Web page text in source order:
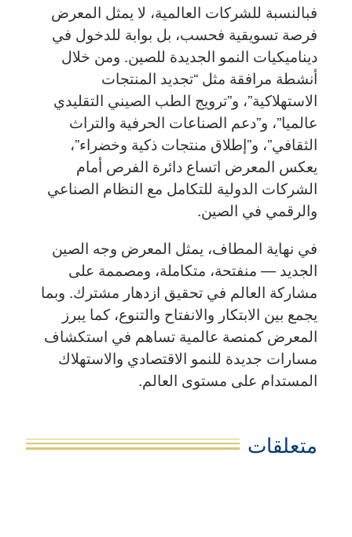
فبالنسبة للشركات العالمية، لا يمثل المعرض
فرصة تسويقية فحسب، بل بوابة للدخول في
ديناميكيات النمو الجديدة للصين. ومن خلال
أنشطة مرافقة مثل “تجديد المنتجات
الاستهلاكية”، و”ترويج الطب الصيني التقليدي
عالميا”، و”دعم الصناعات الحرفية والتراث
الثقافي”، و”إطلاق منتجات ذكية وخضراء”،
يعكس المعرض اتساع دائرة الفرص أمام
الشركات الدولية للتكامل مع النظام الصناعي
والرقمي في الصين.
في نهاية المطاف، يمثل المعرض وجه الصين
الجديد — منفتحة، متكاملة، ومصممة على
مشاركة العالم في تحقيق ازدهار مشترك. وبما
يجمع بين الابتكار والانفتاح والتنوع، كما يبرز
المعرض كمنصة عالمية تساهم في استكشاف
مسارات جديدة للنمو الاقتصادي والاستهلاك
المستدام على مستوى العالم.
متعلقات